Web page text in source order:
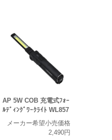
AP 5W COB 充電式ﾌｫｰ
ﾙﾃﾞｨﾝｸﾞﾜｰｸﾗｲﾄ WL857
メーカー希望小売価格
2,490円